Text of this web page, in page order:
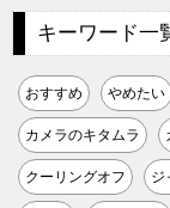
キーワード一
おすすめ やめたい
カメラのキタムラ
クーリングオフ ジ